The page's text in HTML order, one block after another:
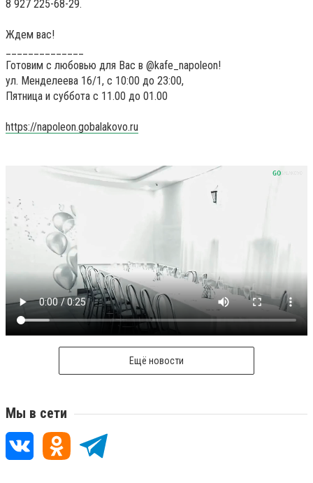
8 927 225-68-29.
Ждем вас!
Готовим с любовью для Вас в @kafe_napoleon!
ул. Менделеева 16/1, с 10:00 до 23:00,
Пятница и суббота с 11.00 до 01.00
https://napoleon.gobalakovo.ru
Ещё новости
Мы в сети